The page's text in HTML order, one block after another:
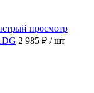
просмотр
2 985 ₽ / шт